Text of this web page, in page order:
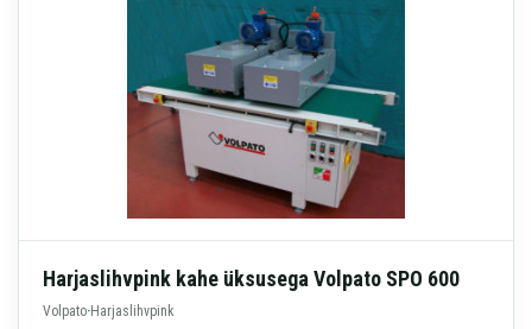
Harjaslihvpink kahe üksusega Volpato SPO 600
Volpato·Harjaslihvpink